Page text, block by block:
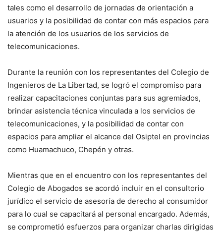
tales como el desarrollo de jornadas de orientación a
usuarios y la posibilidad de contar con más espacios para
la atención de los usuarios de los servicios de
telecomunicaciones.
Durante la reunión con los representantes del Colegio de
Ingenieros de La Libertad, se logró el compromiso para
realizar capacitaciones conjuntas para sus agremiados,
brindar asistencia técnica vinculada a los servicios de
telecomunicaciones, y la posibilidad de contar con
espacios para ampliar el alcance del Osiptel en provincias
como Huamachuco, Chepén y otras.
Mientras que en el encuentro con los representantes del
Colegio de Abogados se acordó incluir en el consultorio
jurídico el servicio de asesoría de derecho al consumidor
para lo cual se capacitará al personal encargado. Además,
se comprometió esfuerzos para organizar charlas dirigidas